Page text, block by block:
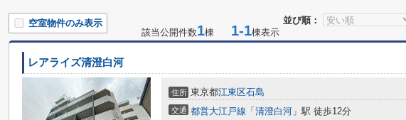
並び順：
空室物件のみ表示
該当公開件数1棟 1-1棟表示
レアライズ清澄白河
住所 東京都江東区石島
交通 都営大江戸線 「 清澄白河 」駅 徒歩12分